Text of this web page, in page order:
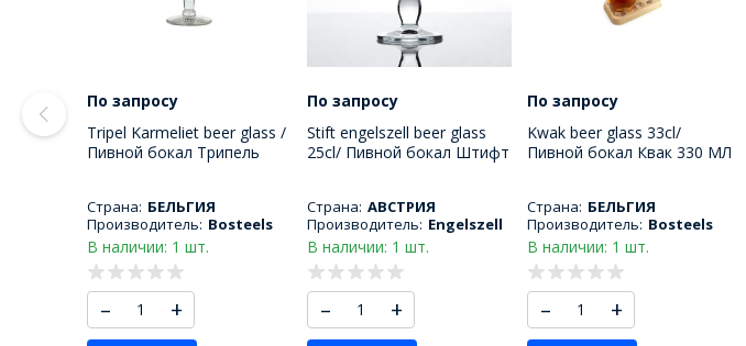
По запросу
Tripel Karmeliet beer glass /
Пивной бокал Трипель
Страна: БЕЛЬГИЯ
Производитель: Bosteels
В наличии: 1 шт.
– +
По запросу
Stift engelszell beer glass
25cl/ Пивной бокал Штифт
Страна: АВСТРИЯ
Производитель: Engelszell
В наличии: 1 шт.
– +
По запросу
Kwak beer glass 33cl/
Пивной бокал Квак 330 МЛ
Страна: БЕЛЬГИЯ
Производитель: Bosteels
В наличии: 1 шт.
– +